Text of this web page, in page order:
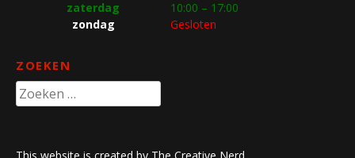
zaterdag
10:00 – 17:00
zondag
Gesloten
ZOEKEN
Zoeken
naar:
This website is created by The Creative Nerd